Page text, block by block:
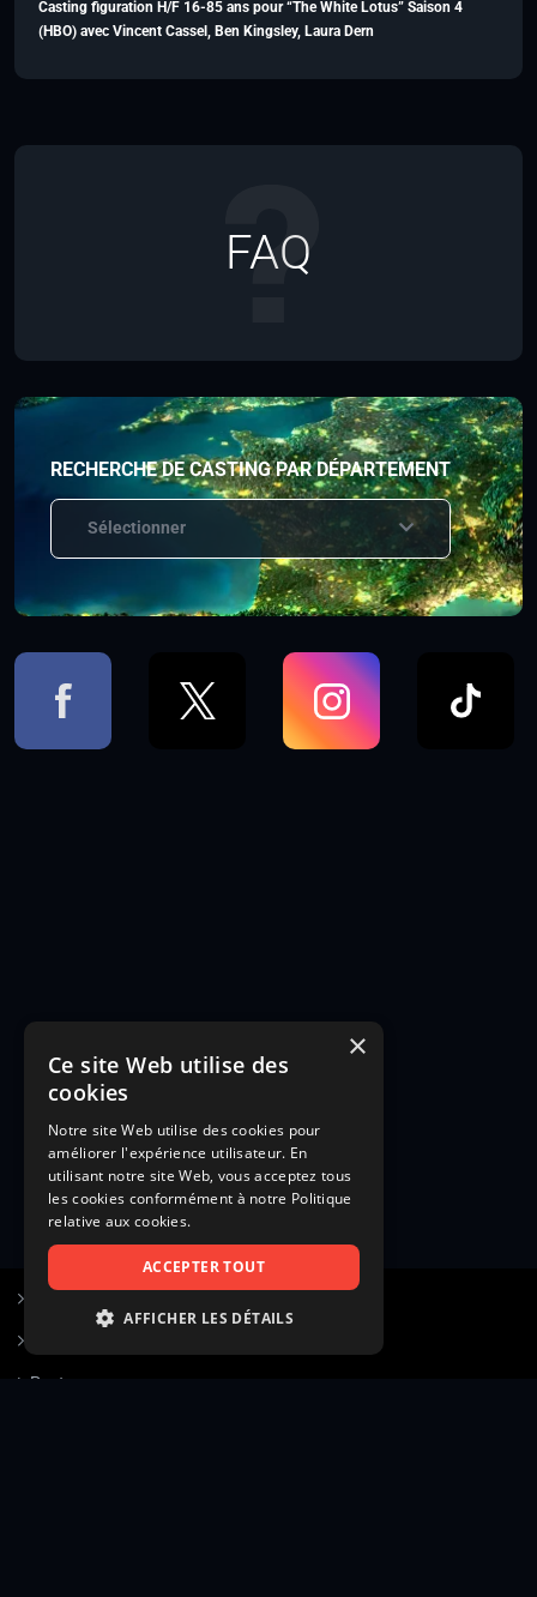
Casting figuration H/F 16-85 ans pour “The White Lotus” Saison 4
(HBO) avec Vincent Cassel, Ben Kingsley, Laura Dern
FAQ
RECHERCHE DE CASTING PAR DÉPARTEMENT
Sélectionner
Poster une annonce
×
Ce site Web utilise des
cookies
Notre site Web utilise des cookies pour
améliorer l'expérience utilisateur. En
utilisant notre site Web, vous acceptez tous
les cookies conformément à notre Politique
relative aux cookies.
ACCEPTER TOUT
AFFICHER LES DÉTAILS